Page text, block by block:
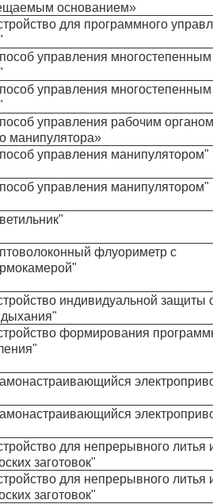
основанием»
для программного
управления многостепенным
управления многостепенным
управления рабочим
манипулятора»
управления манипулятором"
управления манипулятором"
флуориметр с
индивидуальной защиты
формирования
для непрерывного литья
заготовок"
для непрерывного литья
заготовок"